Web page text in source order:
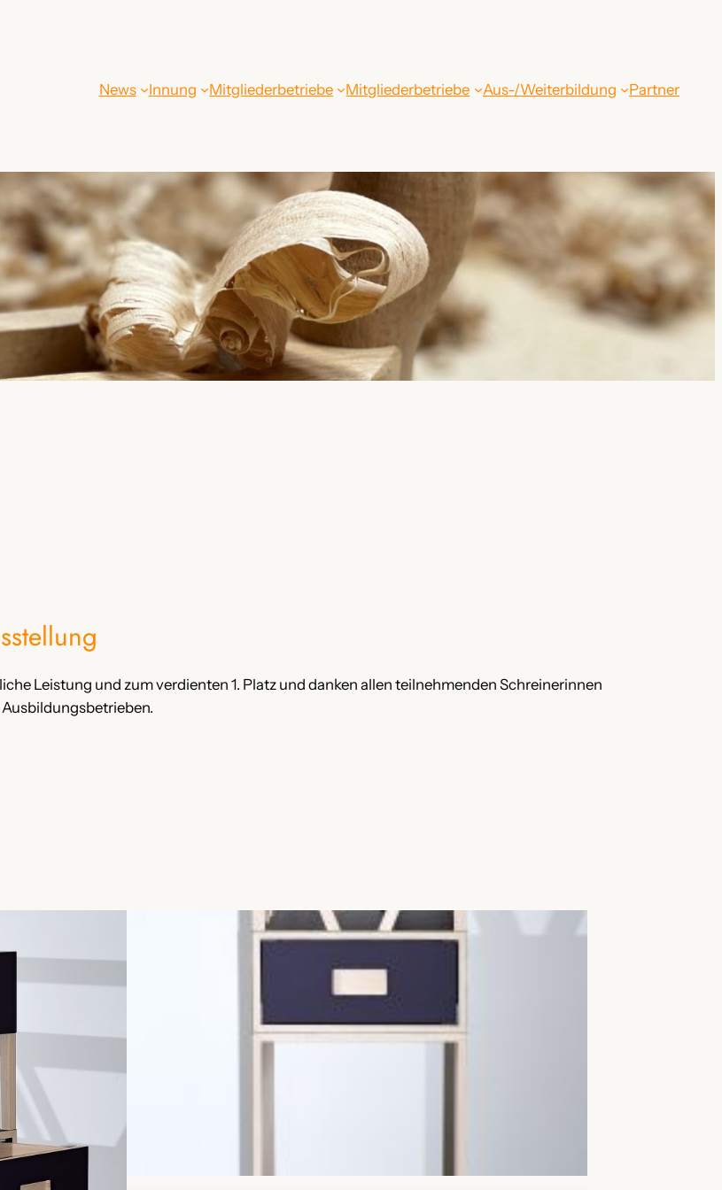
News Innung Mitgliederbetriebe Mitgliederbetriebe Aus-/Weiterbildung Partner
Leistung und zum verdienten 1. Platz und danken allen teilnehmenden Schreinerinnen